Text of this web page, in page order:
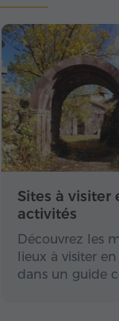
Sites à visiter
activités
Découvrez les
lieux à visiter
dans un guide